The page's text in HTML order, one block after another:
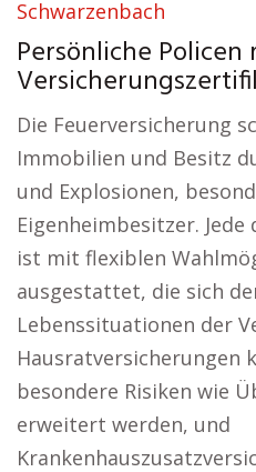
Schwarzenbach
Persönliche Policen
Die Feuerversicherung
Immobilien und Besitz
und Explosionen,
Eigenheimbesitzer.
ist mit flexiblen
ausgestattet, die sich
Lebenssituationen der
Hausratversicherungen
besondere Risiken wie
erweitert werden, und